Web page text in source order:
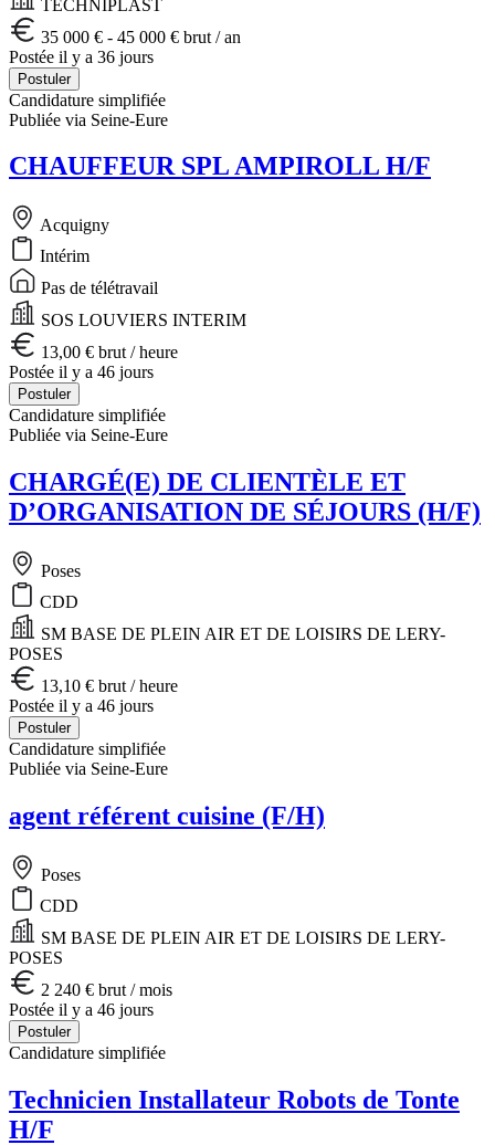
TECHNIPLAST
35 000 € - 45 000 € brut / an
Postée il y a 36 jours
Postuler
Candidature simplifiée
Publiée via Seine-Eure
CHAUFFEUR SPL AMPIROLL H/F
Acquigny
Intérim
Pas de télétravail
SOS LOUVIERS INTERIM
13,00 € brut / heure
Postée il y a 46 jours
Postuler
Candidature simplifiée
Publiée via Seine-Eure
CHARGÉ(E) DE CLIENTÈLE ET
D’ORGANISATION DE SÉJOURS (H/F)
Poses
CDD
SM BASE DE PLEIN AIR ET DE LOISIRS DE LERY-
POSES
13,10 € brut / heure
Postée il y a 46 jours
Postuler
Candidature simplifiée
Publiée via Seine-Eure
agent référent cuisine (F/H)
Poses
CDD
SM BASE DE PLEIN AIR ET DE LOISIRS DE LERY-
POSES
2 240 € brut / mois
Postée il y a 46 jours
Postuler
Candidature simplifiée
Technicien Installateur Robots de Tonte
H/F